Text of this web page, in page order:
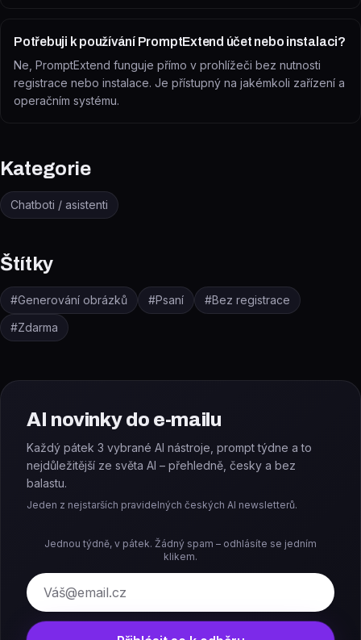
Potřebuji k používání PromptExtend účet nebo instalaci?
Ne, PromptExtend funguje přímo v prohlížeči bez nutnosti
registrace nebo instalace. Je přístupný na jakémkoli zařízení a
operačním systému.
Kategorie
Chatboti / asistenti
Štítky
#Generování obrázků #Psaní #Bez registrace
#Zdarma
AI novinky do e-mailu
Každý pátek 3 vybrané AI nástroje, prompt týdne a to
nejdůležitější ze světa AI – přehledně, česky a bez
balastu.
Jeden z nejstarších pravidelných českých AI newsletterů.
Jednou týdně, v pátek. Žádný spam – odhlásíte se jedním
klikem.
E-mail